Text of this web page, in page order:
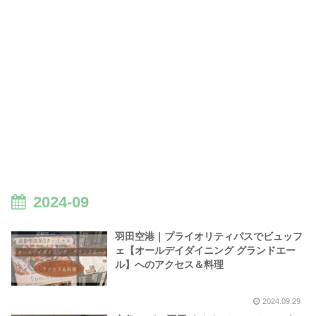
2024-09
羽田空港｜プライオリティパスでビュッフ
ェ【オールデイダイニング グランドエー
ル】へのアクセス＆料理
2024.09.29